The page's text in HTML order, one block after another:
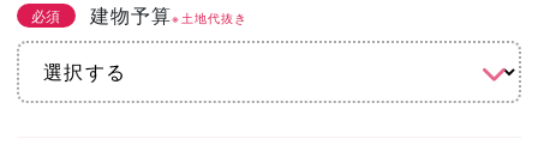
必須 建物予算※土地代抜き